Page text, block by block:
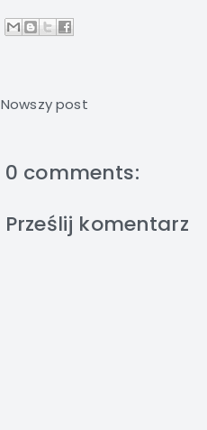
Nowszy post
0 comments:
Prześlij komentarz